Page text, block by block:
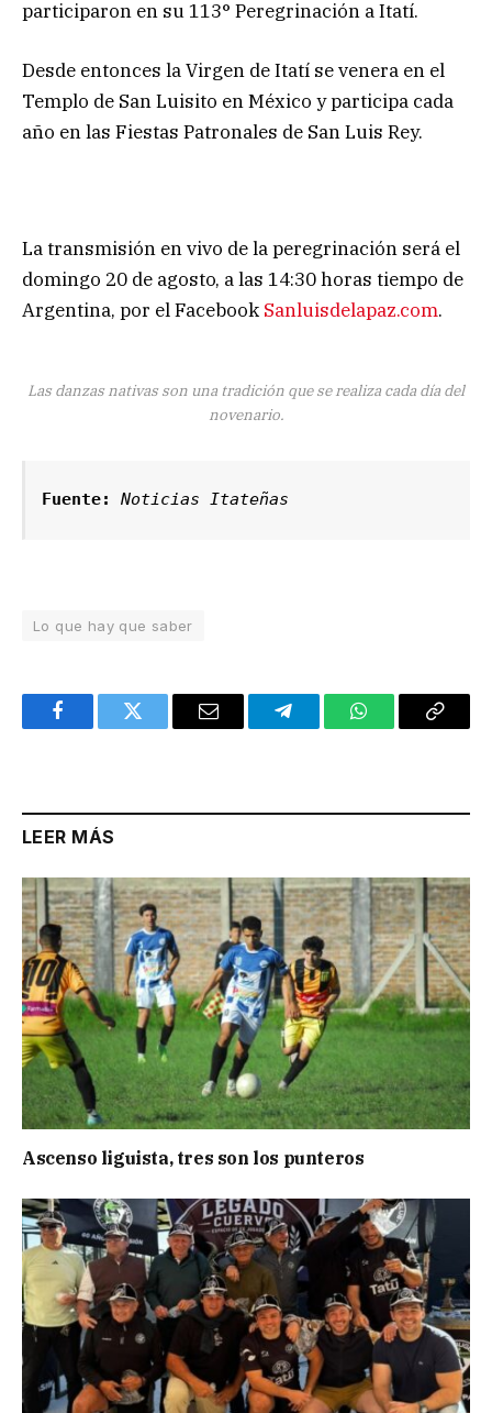
participaron en su 113° Peregrinación a Itatí.
Desde entonces la Virgen de Itatí se venera en el
Templo de San Luisito en México y participa cada
año en las Fiestas Patronales de San Luis Rey.
La transmisión en vivo de la peregrinación será el
domingo 20 de agosto, a las 14:30 horas tiempo de
Argentina, por el Facebook Sanluisdelapaz.com.
Las danzas nativas son una tradición que se realiza cada día del
novenario.
Fuente: Noticias Itateñas
Lo que hay que saber
FacebookTwitter Email TelegramWhatsAppCopy
LEER MÁS
Ascenso liguista, tres son los punteros